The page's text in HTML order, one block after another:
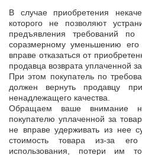
В случае приобретения
которого не позволяют
предъявления требований по
соразмерному уменьшению его
вправе отказаться от
продавца возврата уплаченной
При этом покупатель по
должен вернуть продавцу
ненадлежащего качества.
Обращаем ваше внимание
покупателю уплаченной за
не вправе удерживать из нее
стоимость товара из-за
использования, потери им